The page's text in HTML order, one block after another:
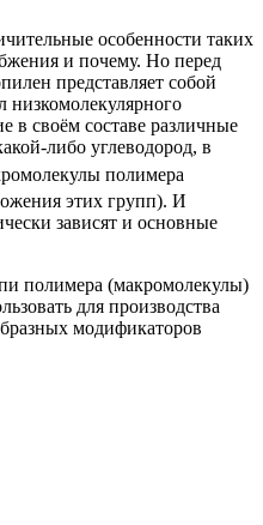
особенности таких
и почему. Но перед
представляет собой
низкомолекулярного
в своём составе различные
либо углеводород, в
полимера
этих групп). И
зависят и основные
полимера (макромолекулы)
для производства
модификаторов